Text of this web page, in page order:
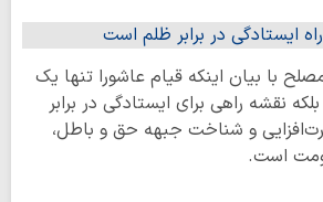
با بیان اینکه قیام عاشورا تنها یک
نقشه راهی برای ایستادگی در برابر
و شناخت جبهه حق و باطل،
است.